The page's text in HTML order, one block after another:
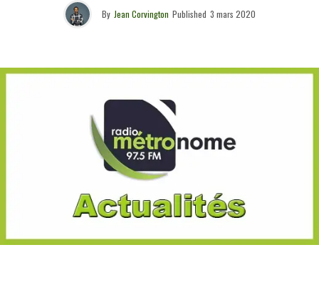
By Jean Corvington Published 3 mars 2020